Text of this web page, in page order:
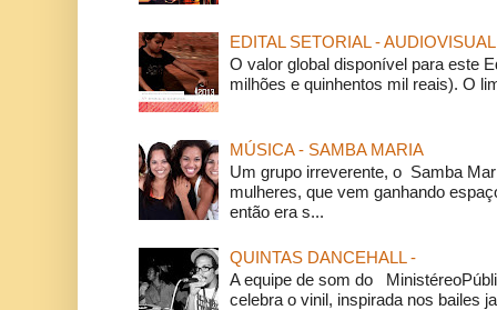
EDITAL SETORIAL - AUDIOVISUAL
O valor global disponível para este
milhões e quinhentos mil reais). O
MÚSICA - SAMBA MARIA
Um grupo irreverente, o Samba
mulheres, que vem ganhando
então era s...
QUINTAS DANCEHALL -
A equipe de som do
celebra o vinil, inspirada nos bailes